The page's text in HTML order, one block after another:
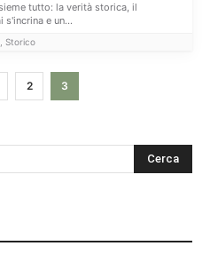
tutto: la verità storica, il
s'incrina e un...
Storico
2 3